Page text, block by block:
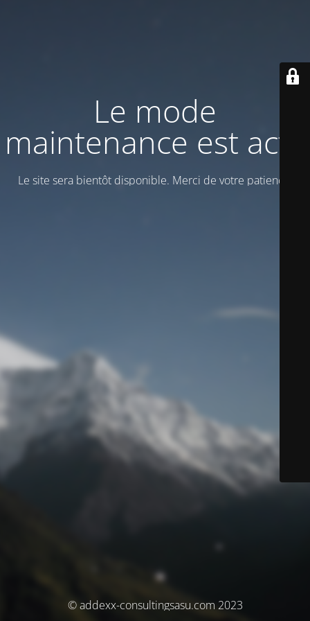
Le mode
maintenance est actif
Le site sera bientôt disponible. Merci de votre patience!
© addexx-consultingsasu.com 2023